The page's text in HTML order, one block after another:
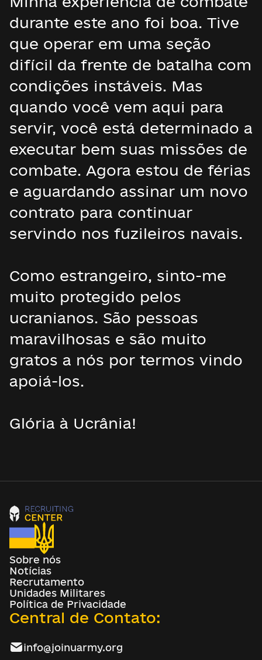
durante este ano foi boa. Tive
que operar em uma seção
difícil da frente de batalha com
condições instáveis. Mas
quando você vem aqui para
servir, você está determinado a
executar bem suas missões de
combate. Agora estou de férias
e aguardando assinar um novo
contrato para continuar
servindo nos fuzileiros navais.
Como estrangeiro, sinto-me
muito protegido pelos
ucranianos. São pessoas
maravilhosas e são muito
gratos a nós por termos vindo
apoiá-los.
Glória à Ucrânia!
Sobre nós
Notícias
Recrutamento
Unidades Militares
Política de Privacidade
Central de Contato:
info@joinuarmy.org